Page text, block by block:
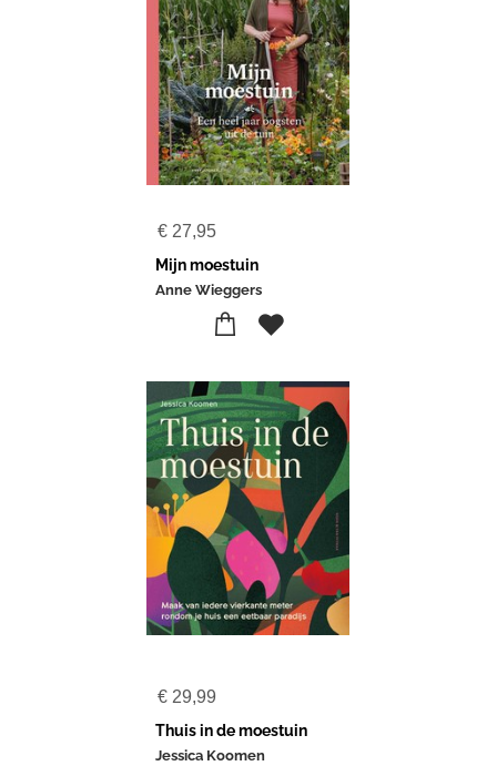
€ 27,95
Mijn moestuin
Anne Wieggers
€ 29,99
Thuis in de moestuin
Jessica Koomen